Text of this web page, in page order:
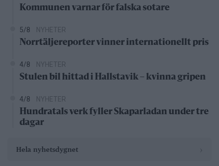
Kommunen varnar för falska sotare
5/8 NYHETER
Norrtäljereporter vinner internationellt pris
4/8 NYHETER
Stulen bil hittad i Hallstavik – kvinna gripen
4/8 NYHETER
Hundratals verk fyller Skaparladan under tre
dagar
Hela nyhetsdygnet